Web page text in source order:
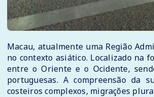
Macau, atualmente uma Região
no contexto asiático. Localizado na
entre o Oriente e o Ocidente,
portuguesas. A compreensão da
costeiros complexos, migrações